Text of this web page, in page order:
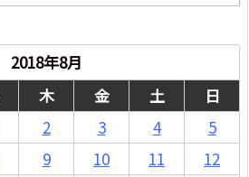
2018年8月
木 金 土
日
2 3 4
5
9 10 11
12